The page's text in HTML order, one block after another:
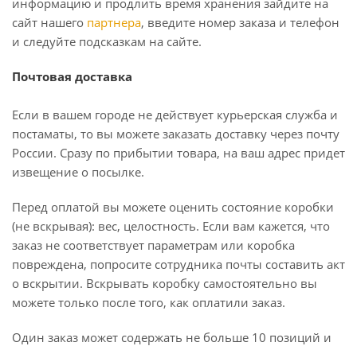
информацию и продлить время хранения зайдите на
сайт нашего партнера, введите номер заказа и телефон
и следуйте подсказкам на сайте.
Почтовая доставка
Если в вашем городе не действует курьерская служба и
постаматы, то вы можете заказать доставку через почту
России. Сразу по прибытии товара, на ваш адрес придет
извещение о посылке.
Перед оплатой вы можете оценить состояние коробки
(не вскрывая): вес, целостность. Если вам кажется, что
заказ не соответствует параметрам или коробка
повреждена, попросите сотрудника почты составить акт
о вскрытии. Вскрывать коробку самостоятельно вы
можете только после того, как оплатили заказ.
Один заказ может содержать не больше 10 позиций и